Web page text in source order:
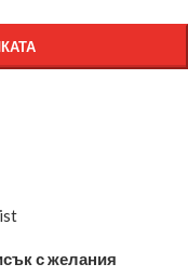
с желания